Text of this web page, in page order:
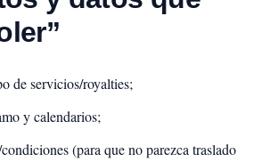
de servicios/royalties;
y calendarios;
(para que no parezca traslado